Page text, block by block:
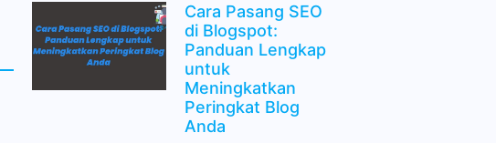
Cara Pasang SEO
di Blogspot:
Panduan Lengkap
untuk
Meningkatkan
Peringkat Blog
Anda